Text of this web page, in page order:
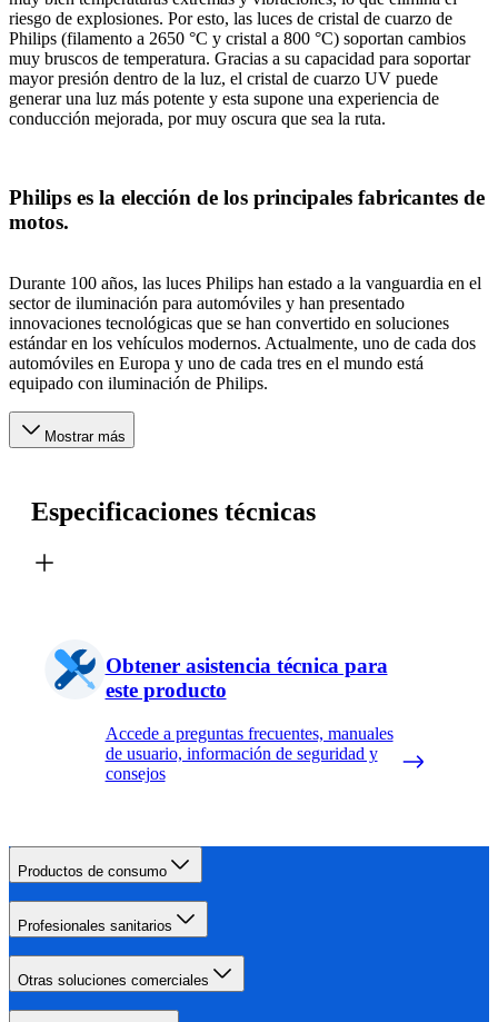
riesgo de explosiones. Por esto, las luces de cristal de cuarzo de
Philips (filamento a 2650 °C y cristal a 800 °C) soportan cambios
muy bruscos de temperatura. Gracias a su capacidad para soportar
mayor presión dentro de la luz, el cristal de cuarzo UV puede
generar una luz más potente y esta supone una experiencia de
conducción mejorada, por muy oscura que sea la ruta.
Philips es la elección de los principales fabricantes de
motos.
Durante 100 años, las luces Philips han estado a la vanguardia en el
sector de iluminación para automóviles y han presentado
innovaciones tecnológicas que se han convertido en soluciones
estándar en los vehículos modernos. Actualmente, uno de cada dos
automóviles en Europa y uno de cada tres en el mundo está
equipado con iluminación de Philips.
Mostrar más
Especificaciones técnicas
Obtener asistencia técnica para
este producto
Accede a preguntas frecuentes, manuales
de usuario, información de seguridad y
consejos
Productos de consumo
Profesionales sanitarios
Otras soluciones comerciales